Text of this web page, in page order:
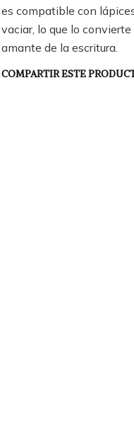
es compatible con
vaciar, lo que lo
amante de la escritura.
COMPARTIR ESTE